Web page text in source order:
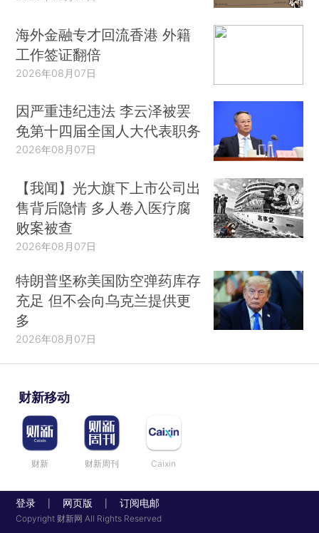
海外金融专才回流香港 外籍
工作签证翻倍
2026年08月07日
因严重违纪违法 李云泽被罢
免第十四届全国人大代表职务
2026年08月07日
【我闻】光大旗下上市公司出
售背后隐情 多人卷入医疗腐
败案被查
2026年08月07日
特朗普坚称美国防空弹药库存
充足 但不会向乌克兰提供更
多
2026年08月07日
财新移动
财新 财新周刊 Caixin
登录 网页版 订阅电邮
Copyright 财新网 All Rights Reserved